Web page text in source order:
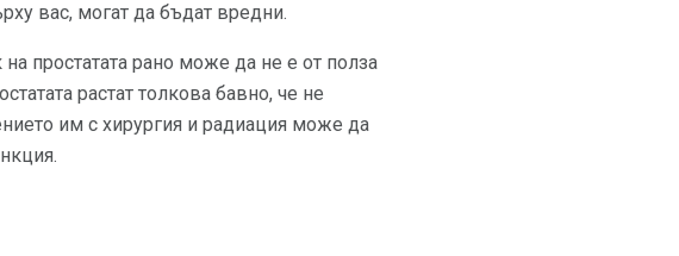
вас, могат да бъдат вредни.
простатата рано може да не е от полза
растат толкова бавно, че не
им с хирургия и радиация може да